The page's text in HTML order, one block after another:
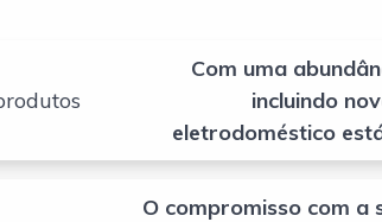
Com uma
incluindo
eletrodoméstico
O compromisso com a